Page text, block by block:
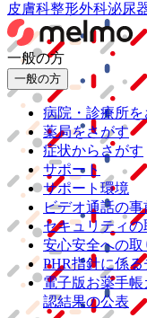
皮膚科整形外科泌尿
一般の方
一般の方
病院・診療所を
薬局をさがす
症状からさがす
サポート
サポート環境
ビデオ通話の事
セキュリティの
安心安全への取
PHR指針に係
電子版お薬手
認結果の公表